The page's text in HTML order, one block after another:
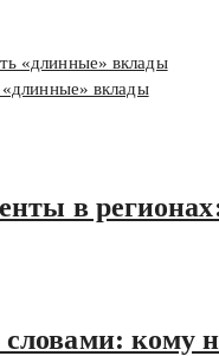
вклады
в регионах:
кому